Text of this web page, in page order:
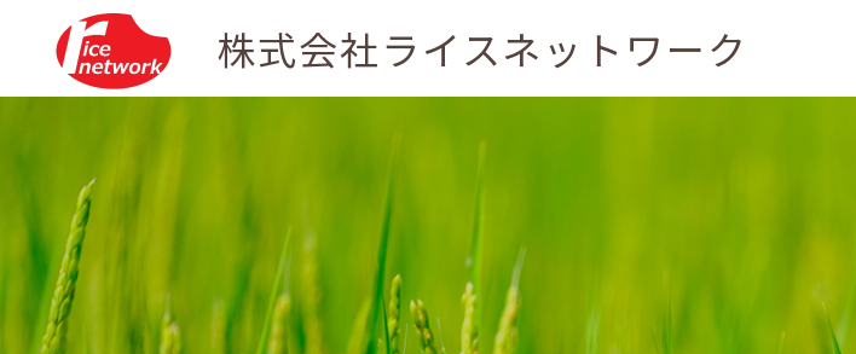
株式会社ライスネットワーク